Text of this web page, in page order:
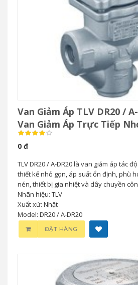
Van Giảm Áp TLV DR20 /
Van Giảm Áp Trực Tiếp
& Khí Nén
0 đ
TLV DR20 / A-DR20 là van giảm áp tác
thiết kế nhỏ gọn, áp suất ổn định, phù
nén, thiết bị gia nhiệt và dây chuyền
Nhãn hiệu: TLV
Xuất xứ: Nhật
Model: DR20 / A-DR20
ĐẶT HÀNG